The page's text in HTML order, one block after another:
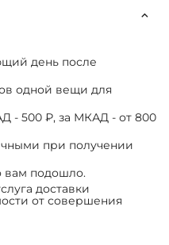
день после
одной вещи для
- 500 ₽, за МКАД - от 800
при получении
вам подошло.
доставки
от совершения